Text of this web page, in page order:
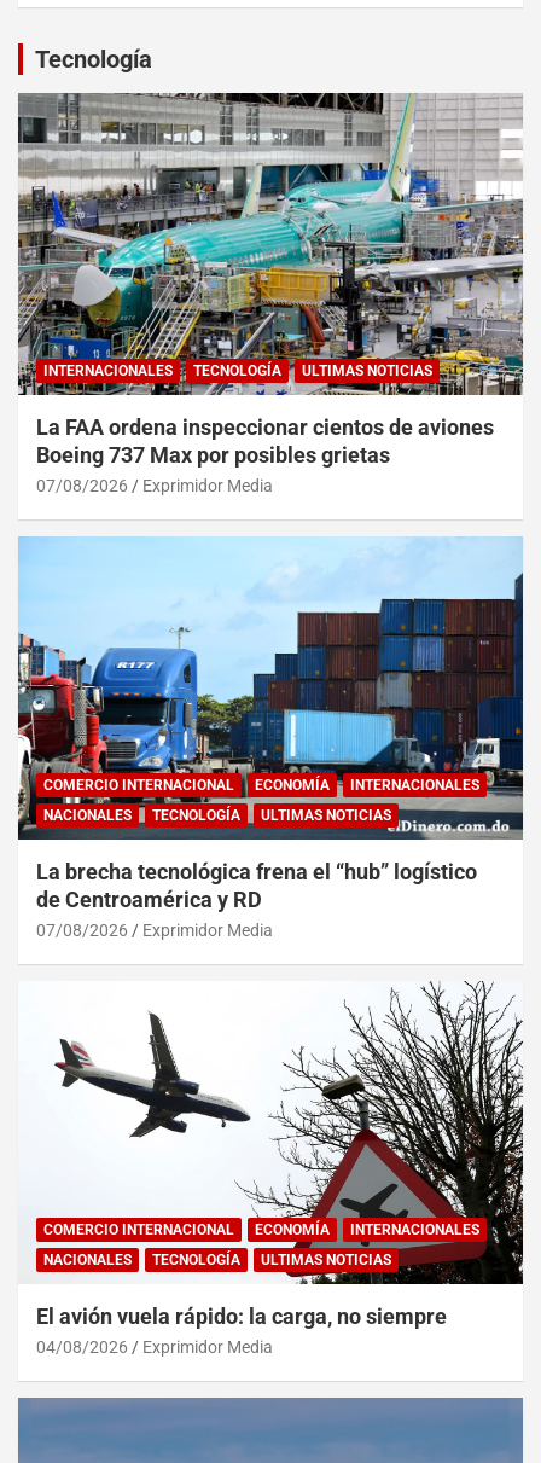
Tecnología
INTERNACIONALES TECNOLOGÍA ULTIMAS NOTICIAS
La FAA ordena inspeccionar cientos de aviones
Boeing 737 Max por posibles grietas
07/08/2026 Exprimidor Media
COMERCIO INTERNACIONAL ECONOMÍA
INTERNACIONALES
NACIONALES
TECNOLOGÍA ULTIMAS NOTICIAS
La brecha tecnológica frena el “hub” logístico
de Centroamérica y RD
07/08/2026 Exprimidor Media
COMERCIO INTERNACIONAL ECONOMÍA
INTERNACIONALES
NACIONALES
TECNOLOGÍA ULTIMAS NOTICIAS
El avión vuela rápido: la carga, no siempre
04/08/2026 Exprimidor Media